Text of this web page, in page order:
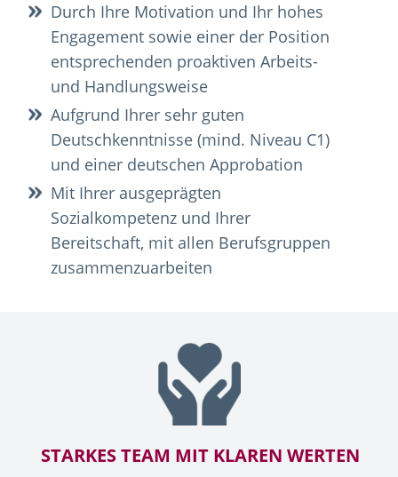
Durch Ihre Motivation und Ihr hohes
Engagement sowie einer der Position
entsprechenden proaktiven Arbeits-
und Handlungsweise
Aufgrund Ihrer sehr guten
Deutschkenntnisse (mind. Niveau C1)
und einer deutschen Approbation
Mit Ihrer ausgeprägten
Sozialkompetenz und Ihrer
Bereitschaft, mit allen Berufsgruppen
zusammenzuarbeiten
STARKES TEAM MIT KLAREN WERTEN